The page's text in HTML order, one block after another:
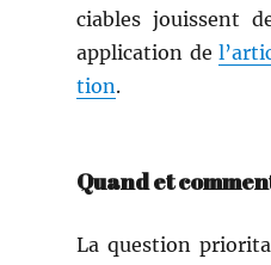
cia­bles jouis­sent
appli­ca­tion de
tion.
Quand et
La ques­tion